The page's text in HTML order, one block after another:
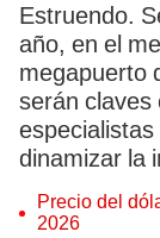
Estruendo.
año, en el
megapuerto
serán claves
dinamizar la
Precio del
2026